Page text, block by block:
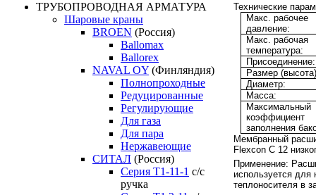
ТРУБОПРОВОДНАЯ АРМАТУРА
Шаровые краны
BROEN (Россия)
Ballomax
Ballorex
NAVAL OY (Финляндия)
Полнопроходные
Редуцированные
Регулирующие
Для газа
Для пара
Нержавеющие
СИТАЛ (Россия)
Серия Т1-11-1 с/с
ручка
Технические
Макс. рабочее
давление:
Макс. рабочая
температура:
Присоединение:
Размер
Диаметр:
Масса:
Максимальный
коэффициент
заполнения
Мембранный
Flexcon C 12
Применение:
используется для
теплоносителя в